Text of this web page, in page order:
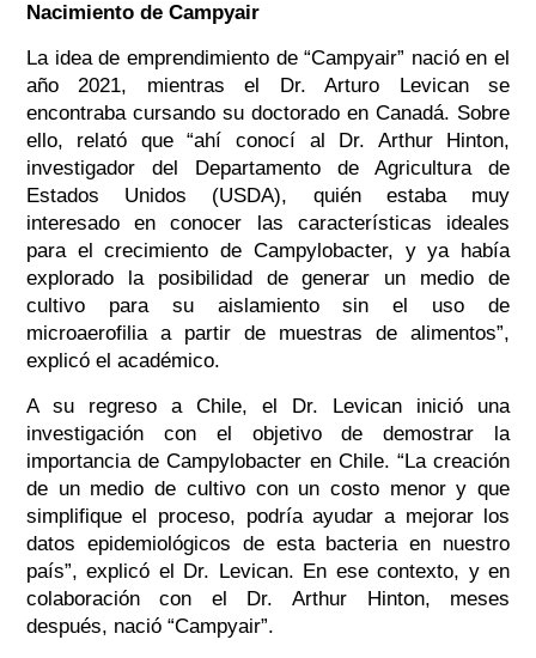
Nacimiento de Campyair
La idea de emprendimiento de “Campyair” nació en el
año 2021, mientras el Dr. Arturo Levican se
encontraba cursando su doctorado en Canadá. Sobre
ello, relató que “ahí conocí al Dr. Arthur Hinton,
investigador del Departamento de Agricultura de
Estados Unidos (USDA), quién estaba muy
interesado en conocer las características ideales
para el crecimiento de Campylobacter, y ya había
explorado la posibilidad de generar un medio de
cultivo para su aislamiento sin el uso de
microaerofilia a partir de muestras de alimentos”,
explicó el académico.
A su regreso a Chile, el Dr. Levican inició una
investigación con el objetivo de demostrar la
importancia de Campylobacter en Chile. “La creación
de un medio de cultivo con un costo menor y que
simplifique el proceso, podría ayudar a mejorar los
datos epidemiológicos de esta bacteria en nuestro
país”, explicó el Dr. Levican. En ese contexto, y en
colaboración con el Dr. Arthur Hinton, meses
después, nació “Campyair”.